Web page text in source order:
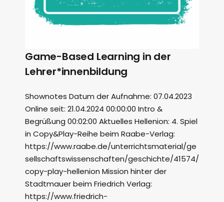
Game-Based Learning in der
Lehrer*innenbildung
Shownotes Datum der Aufnahme: 07.04.2023
Online seit: 21.04.2024 00:00:00 Intro &
Begrüßung 00:02:00 Aktuelles Hellenion: 4. Spiel
in Copy&Play-Reihe beim Raabe-Verlag:
https://www.raabe.de/unterrichtsmaterial/ge
sellschaftswissenschaften/geschichte/41574/
copy-play-hellenion Mission hinter der
Stadtmauer beim Friedrich Verlag:
https://www.friedrich-